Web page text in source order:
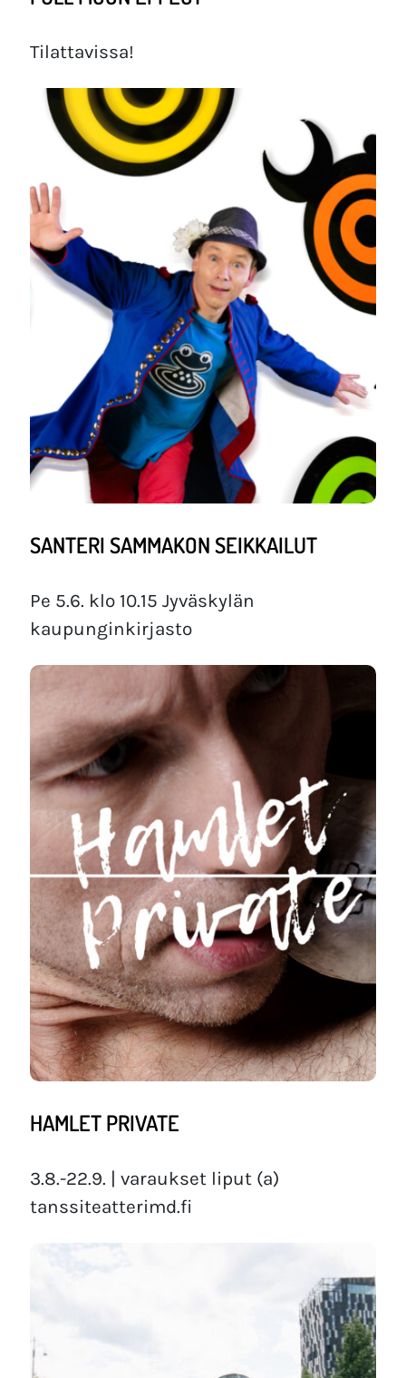
Tilattavissa!
SANTERI SAMMAKON SEIKKAILUT
Pe 5.6. klo 10.15 Jyväskylän
kaupunginkirjasto
HAMLET PRIVATE
3.8.-22.9. | varaukset liput (a)
tanssiteatterimd.fi